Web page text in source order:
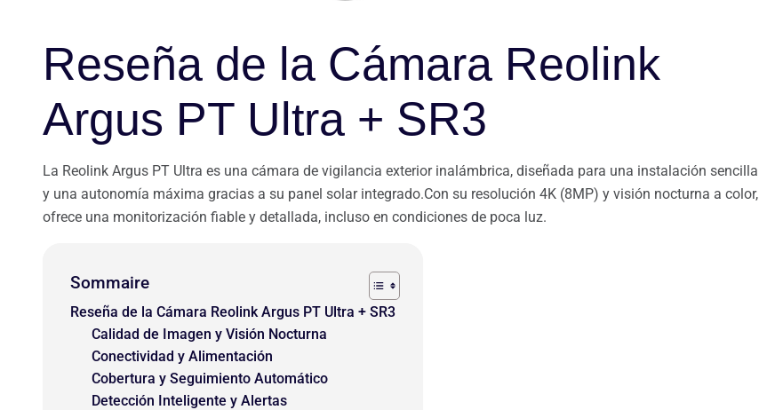
Reseña de la Cámara Reolink
Argus PT Ultra + SR3
La Reolink Argus PT Ultra es una cámara de vigilancia exterior inalámbrica, diseñada para una instalación sencilla
y una autonomía máxima gracias a su panel solar integrado.Con su resolución 4K (8MP) y visión nocturna a color,
ofrece una monitorización fiable y detallada, incluso en condiciones de poca luz.
Sommaire
Reseña de la Cámara Reolink Argus PT Ultra + SR3
Calidad de Imagen y Visión Nocturna
Conectividad y Alimentación
Cobertura y Seguimiento Automático
Detección Inteligente y Alertas